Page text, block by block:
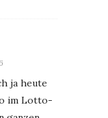
ja heute
im Lotto-